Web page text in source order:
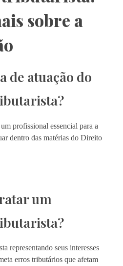
sobre a
de atuação do
profissional essencial para a
dentro das matérias do Direito
um
representando seus interesses
erros tributários que afetam